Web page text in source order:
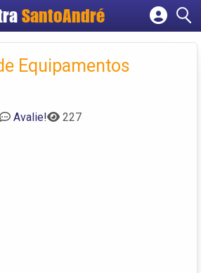
SantoAndré
Cadastrar empresa
Criar conta
Equipamentos
Avalie! 227